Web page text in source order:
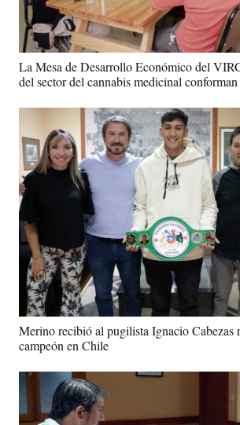
La Mesa de Desarrollo Económico del
del sector del cannabis medicinal
Merino recibió al pugilista Ignacio Cabezas
campeón en Chile